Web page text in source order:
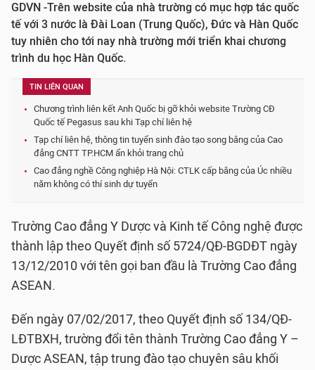
GDVN -Trên website của nhà trường có mục hợp tác quốc
tế với 3 nước là Đài Loan (Trung Quốc), Đức và Hàn Quốc
tuy nhiên cho tới nay nhà trường mới triển khai chương
trình du học Hàn Quốc.
TIN LIÊN QUAN
Chương trình liên kết Anh Quốc bị gỡ khỏi website Trường CĐ
Quốc tế Pegasus sau khi Tạp chí liên hệ
Tạp chí liên hệ, thông tin tuyển sinh đào tạo song bằng của Cao
đẳng CNTT TP.HCM ẩn khỏi trang chủ
Cao đẳng nghề Công nghiệp Hà Nội: CTLK cấp bằng của Úc nhiều
năm không có thí sinh dự tuyển
Trường Cao đẳng Y Dược và Kinh tế Công nghệ được
thành lập theo Quyết định số 5724/QĐ-BGDĐT ngày
13/12/2010 với tên gọi ban đầu là Trường Cao đẳng
ASEAN.
Đến ngày 07/02/2017, theo Quyết định số 134/QĐ-
LĐTBXH, trường đổi tên thành Trường Cao đẳng Y –
Dược ASEAN, tập trung đào tạo chuyên sâu khối